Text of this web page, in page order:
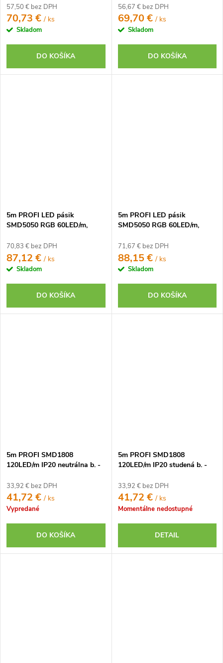
sada
57,50 € bez DPH
70,73 €/ ks
Skladom
DO KOŠÍKA
sada
56,67 € bez DPH
69,70 €/ ks
Skladom
DO KOŠÍKA
5m PROFI LED pásik
SMD5050 RGB 60LED/m,
sada
70,83 € bez DPH
87,12 €/ ks
Skladom
DO KOŠÍKA
5m PROFI LED pásik
SMD5050 RGB 60LED/m,
sada
71,67 € bez DPH
88,15 €/ ks
Skladom
DO KOŠÍKA
5m PROFI SMD1808
120LED/m IP20 neutrálna b. -
33,92 € bez DPH
41,72 €/ ks
Vypredané
DO KOŠÍKA
5m PROFI SMD1808
120LED/m IP20 studená b. -
33,92 € bez DPH
41,72 €/ ks
Momentálne nedostupné
DETAIL